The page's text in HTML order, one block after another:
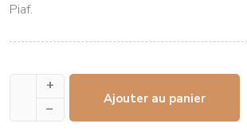
Piaf.
+
–
Ajouter au panier